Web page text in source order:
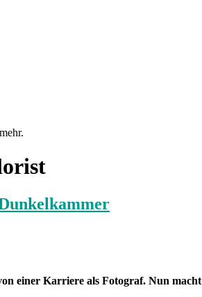
einer Karriere als Fotograf. Nun